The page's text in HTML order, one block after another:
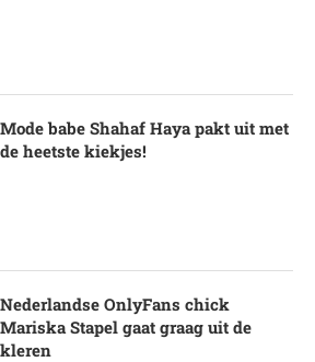
Mode babe Shahaf Haya pakt uit met
de heetste kiekjes!
Nederlandse OnlyFans chick
Mariska Stapel gaat graag uit de
kleren